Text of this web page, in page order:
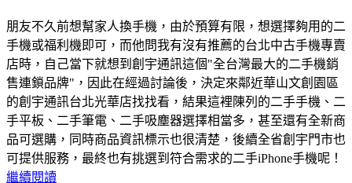
朋友不久前想幫家人換手機，由於預算有限，想選擇夠用的二
手機或福利機即可，而他問我有沒有推薦的台北中古手機專賣
店時，自己當下就想到創宇通訊這個"全台灣最大的二手機銷
售連鎖品牌"，因此在經過討論後，決定來鄰近華山文創園區
的創宇通訊台北光華店找找看，結果這裡陳列的二手手機、二
手平板、二手筆電、二手吸塵器選擇相當多，甚至還有全新商
品可選購，同時商品資訊標示也很清楚，後續全省創宇門市也
可提供服務，最終也有挑選到符合需求的二手iPhone手機呢！
繼續閱讀